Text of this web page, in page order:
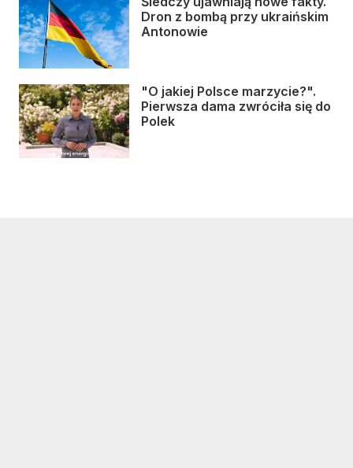
Dron z bombą przy ukraińskim
Antonowie
"O jakiej Polsce marzycie?".
Pierwsza dama zwróciła się do
Polek